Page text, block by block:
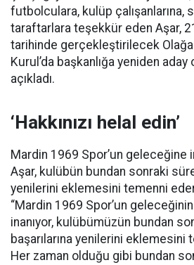
futbolculara, kulüp çalışanlarına,
taraftarlara teşekkür eden Aşar,
tarihinde gerçekleştirilecek
Kurul’da başkanlığa yeniden aday
açıkladı.
‘Hakkınızı helal edin’
Mardin 1969 Spor’un geleceğine
Aşar, kulübün bundan sonraki
yenilerini eklemesini temenni
“Mardin 1969 Spor’un
inanıyor, kulübümüzün bundan
başarılarına yenilerini eklemesini
Her zaman olduğu gibi bundan